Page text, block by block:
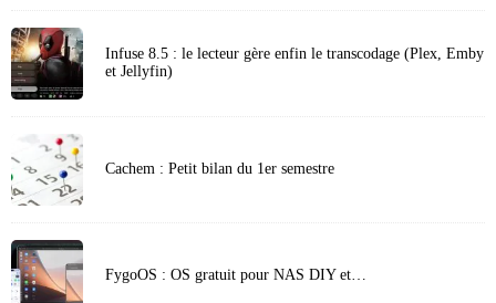
Infuse 8.5 : le lecteur gère enfin le transcodage (Plex, Emby
et Jellyfin)
Cachem : Petit bilan du 1er semestre
FygoOS : OS gratuit pour NAS DIY et…